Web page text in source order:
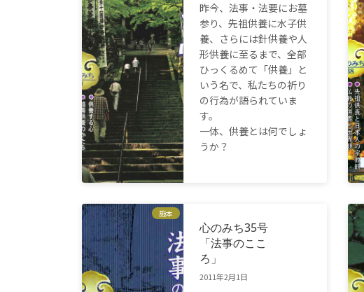
昨今、法事・法要にお墓
参り、先祖供養に水子供
養、さらには針供養や人
形供養に至るまで、全部
ひっくるめて「供養」と
いう名で、私たちの祈り
の行為が語られていま
す。
一体、供養とは何でしょ
うか？
施本
心のみち35号
「法事のここ
ろ」
2011年2月1日